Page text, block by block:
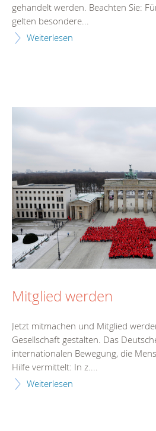
gehandelt werden. Beachten Sie:
gelten besondere...
Weiterlesen
Mitglied werden
Jetzt mitmachen und Mitglied
Gesellschaft gestalten. Das
internationalen Bewegung, die
Hilfe vermittelt: In z....
Weiterlesen